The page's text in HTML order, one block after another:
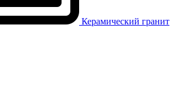
Керамический гранит